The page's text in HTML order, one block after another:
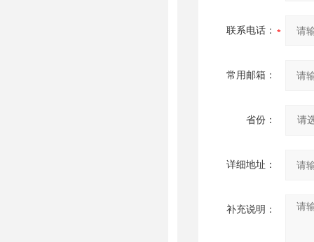
联系电话：
常用邮箱：
省份：
详细地址：
补充说明：